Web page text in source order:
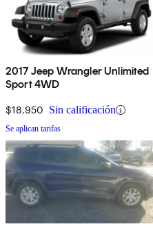
2017 Jeep Wrangler Unlimited
Sport 4WD
$18,950 Sin calificación
Se aplican tarifas